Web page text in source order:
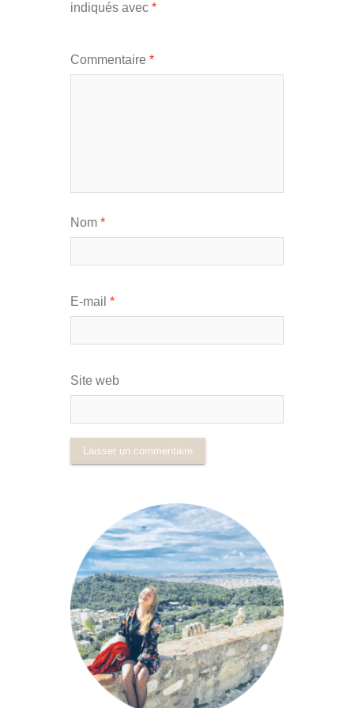
indiqués avec *
Commentaire *
Nom *
E-mail *
Site web